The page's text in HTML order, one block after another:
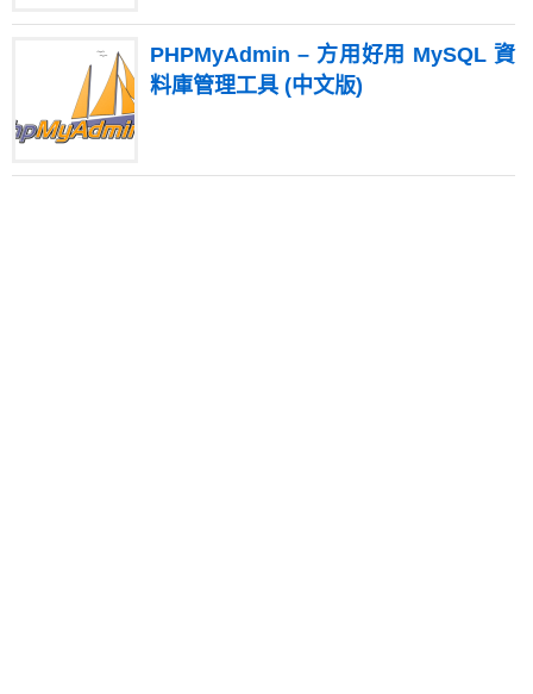
PHPMyAdmin – 方用好用 MySQL 資
料庫管理工具 (中文版)